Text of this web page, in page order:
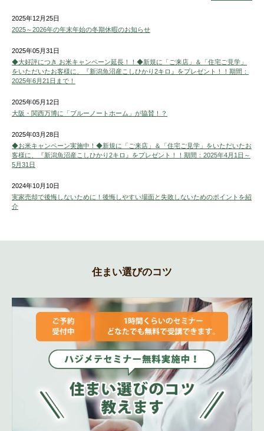
2025年12月25日
2025～2026年の年末年始の冬期休暇のお知らせ
2025年05月31日
◆大好評につき お米キャンペーン延長！！◆新規に「ご来店」＆「住宅ご見学」
をいただいたお客様に、『新潟魚沼産こしひかり2キロ』をプレゼント！！期間：
2025年6月21日まで！
2025年05月12日
大阪・関西万博に「ブルーノートホーム」が協賛！？
2025年03月28日
◆お米キャンペーン実施中！◆新規に「ご来店」＆「住宅ご見学」をいただいたお
客様に、『新潟魚沼産こしひかり2キロ』をプレゼント！！期間：2025年4月1日～
5月31日
2024年10月10日
実家売却で後悔しないために！後悔しやすい場面と失敗しないためのポイントを紹
介
住まい選びのコツ